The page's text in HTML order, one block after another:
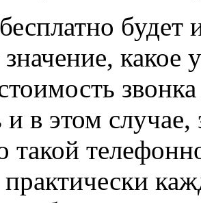
какое
и в этом
такой